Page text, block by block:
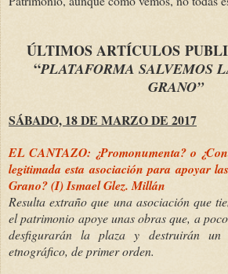
ÚLTIMOS ARTÍCULOS
“PLATAFORMA SALVEMOS
GRANO”
SÁBADO, 18 DE MARZO DE 2017
EL CANTAZO: ¿Promonumenta? o
legitimada esta asociación para apoyar
Grano? (I) Ismael Glez. Millán
Resulta extraño que una asociación que
el patrimonio apoye unas obras que, a
desfigurarán la plaza y destruirán un
etnográfico, de primer orden.